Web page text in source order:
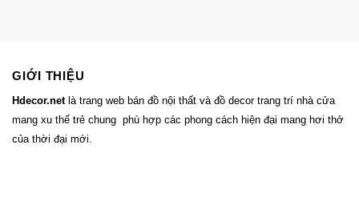
GIỚI THIỆU
Hdecor.netlà trang web bán đồ nội thất và đồ decor trang trí nhà cửa
mang xu thế trẻ chung phù hợp các phong cách hiện đại mang hơi thở
của thời đại mới.